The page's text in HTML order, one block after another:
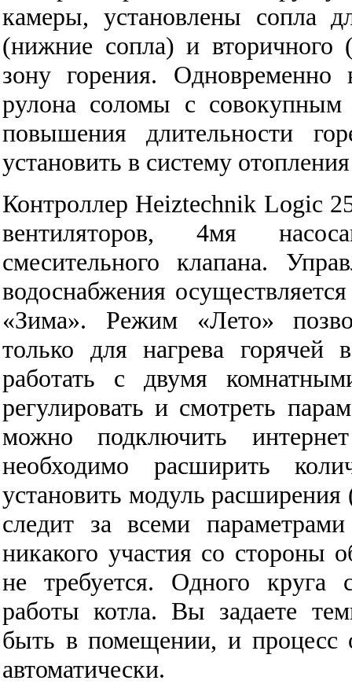
камеры, установлены сопла
(нижние сопла) и вторичного
зону горения.
рулона соломы с
повышения длительности
установить в систему
Контроллер Heiztechnik Logic
вентиляторов, 4мя
смесительного клапана.
водоснабжения
«Зима». Режим «Лето»
только для нагрева
работать с двумя
регулировать и смотреть
можно подключить
необходимо расширить
установить модуль
следит за всеми
никакого участия со стороны
не требуется. Одного круга
работы котла. Вы задаете
быть в помещении, и процесс
автоматически.